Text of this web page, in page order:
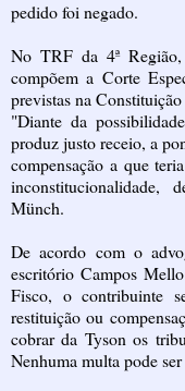
pedido foi negado.
No TRF da 4ª
compõem a Corte
previstas na
"Diante da
produz justo receio, a
compensação a que
inconstitucionalidade,
Münch.
De acordo com o
escritório Campos
Fisco, o contribuinte
restituição ou
cobrar da Tyson os
Nenhuma multa pode